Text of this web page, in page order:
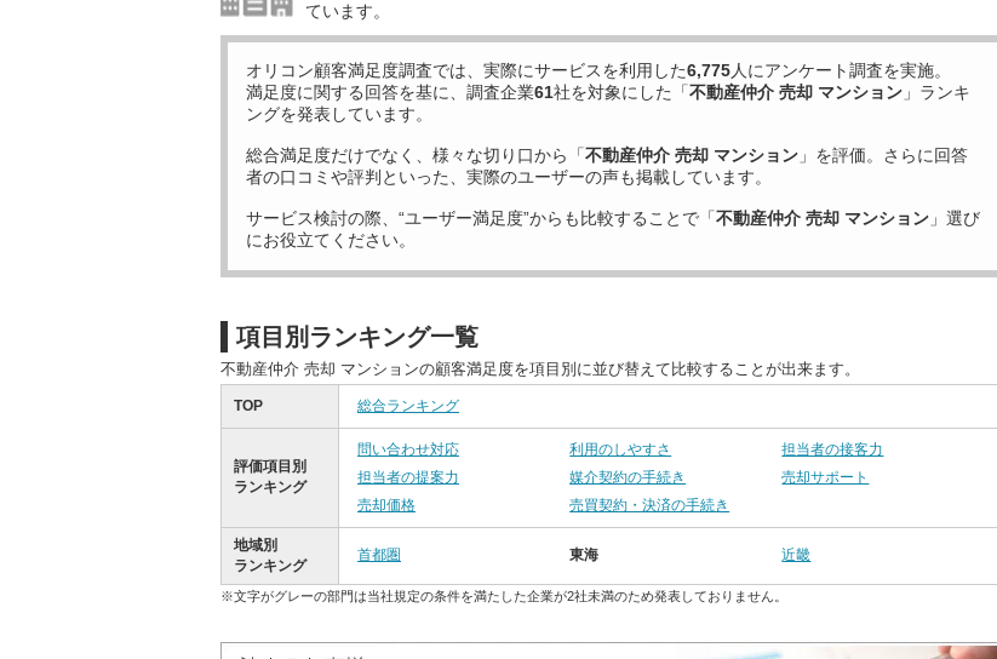
ています。
オリコン顧客満足度調査では、実際にサービスを利用した6,775人にアンケート調査を実施。
満足度に関する回答を基に、調査企業61社を対象にした「不動産仲介 売却 マンション 」ランキ
ングを発表しています。
総合満足度だけでなく、様々な切り口から「不動産仲介 売却 マンション 」を評価。さらに回答
者の口コミや評判といった、実際のユーザーの声も掲載しています。
サービス検討の際、“ユーザー満足度”からも比較することで「不動産仲介 売却 マンション 」選び
にお役立てください。
項目別ランキング一覧
不動産仲介 売却 マンションの顧客満足度を項目別に並び替えて比較することが出来ます。
TOP 総合ランキング
評価項目別
ランキング
問い合わせ対応 利用のしやすさ
担当者の接客力
担当者の提案力
媒介契約の手続き
売却サポート
売却価格
売買契約・決済の手続き
地域別
ランキング
首都圏 東海 近畿
※文字がグレーの部門は当社規定の条件を満たした企業が2社未満のため発表しておりません。